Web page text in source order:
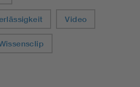
Video